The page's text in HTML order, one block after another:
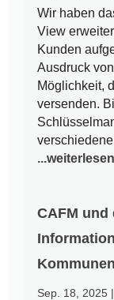
Wir haben
View
Kunden
Ausdruck
Möglichkeit,
versenden.
...weiterlesen
CAFM und
Sep. 18, 2025